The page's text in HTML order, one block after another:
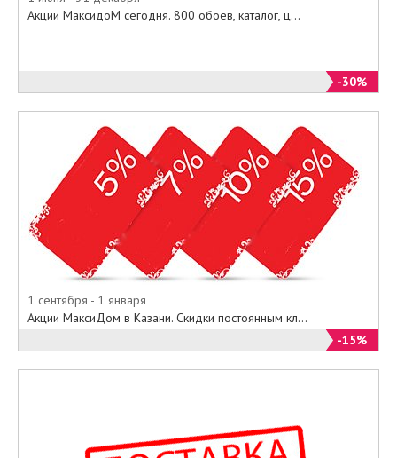
Акции МаксидоМ сегодня. 800 обоев, каталог, ц...
-30%
1 сентября - 1 января
Акции МаксиДом в Казани. Скидки постоянным кл...
-15%